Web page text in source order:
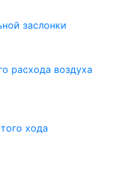
заслонки
расхода воздуха
хода